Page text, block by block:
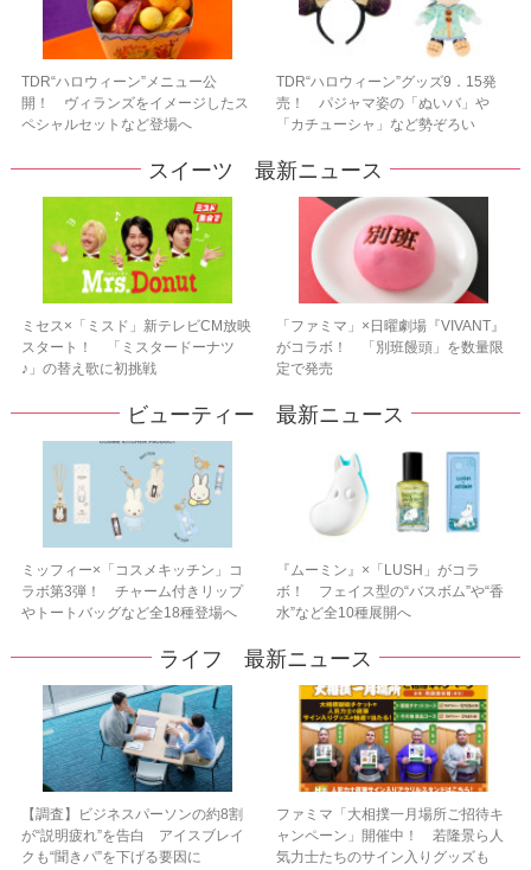
TDR“ハロウィーン”メニュー公
開！ ヴィランズをイメージしたス
ペシャルセットなど登場へ
TDR“ハロウィーン”グッズ9．15発
売！ パジャマ姿の「ぬいバ」や
「カチューシャ」など勢ぞろい
スイーツ 最新ニュース
ミセス×「ミスド」新テレビCM放映
スタート！ 「ミスタードーナツ
♪」の替え歌に初挑戦
「ファミマ」×日曜劇場『VIVANT』
がコラボ！ 「別班饅頭」を数量限
定で発売
ビューティー 最新ニュース
ミッフィー×「コスメキッチン」コ
ラボ第3弾！ チャーム付きリップ
やトートバッグなど全18種登場へ
『ムーミン』×「LUSH」がコラ
ボ！ フェイス型の“バスボム”や“香
水”など全10種展開へ
ライフ 最新ニュース
【調査】ビジネスパーソンの約8割
が“説明疲れ”を告白 アイスブレイ
クも“聞きパ”を下げる要因に
ファミマ「大相撲一月場所ご招待キ
ャンペーン」開催中！ 若隆景ら人
気力士たちのサイン入りグッズも